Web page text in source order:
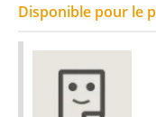
Disponible pour le